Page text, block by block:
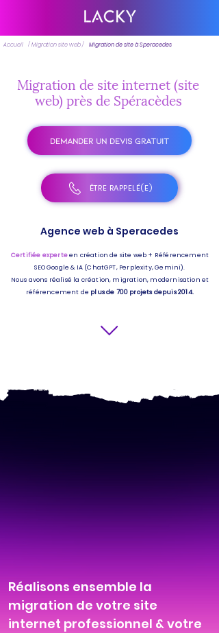
Accueil / Migration site web / Migration de site à Speracedes
Migration de site internet (site
web) près de Spéracèdes
DEMANDER UN DEVIS GRATUIT
ÊTRE RAPPELÉ(E)
Agence web à Speracedes
Certifiée experteen création de site web + Référencement
SEO Google & IA (ChatGPT, Perplexity, Gemini).
Nous avons réalisé la création, migration, modernisation et
référencement de plus de 700 projets depuis 2014.
Réalisons ensemble la
migration de votre site
internet professionnel & votre